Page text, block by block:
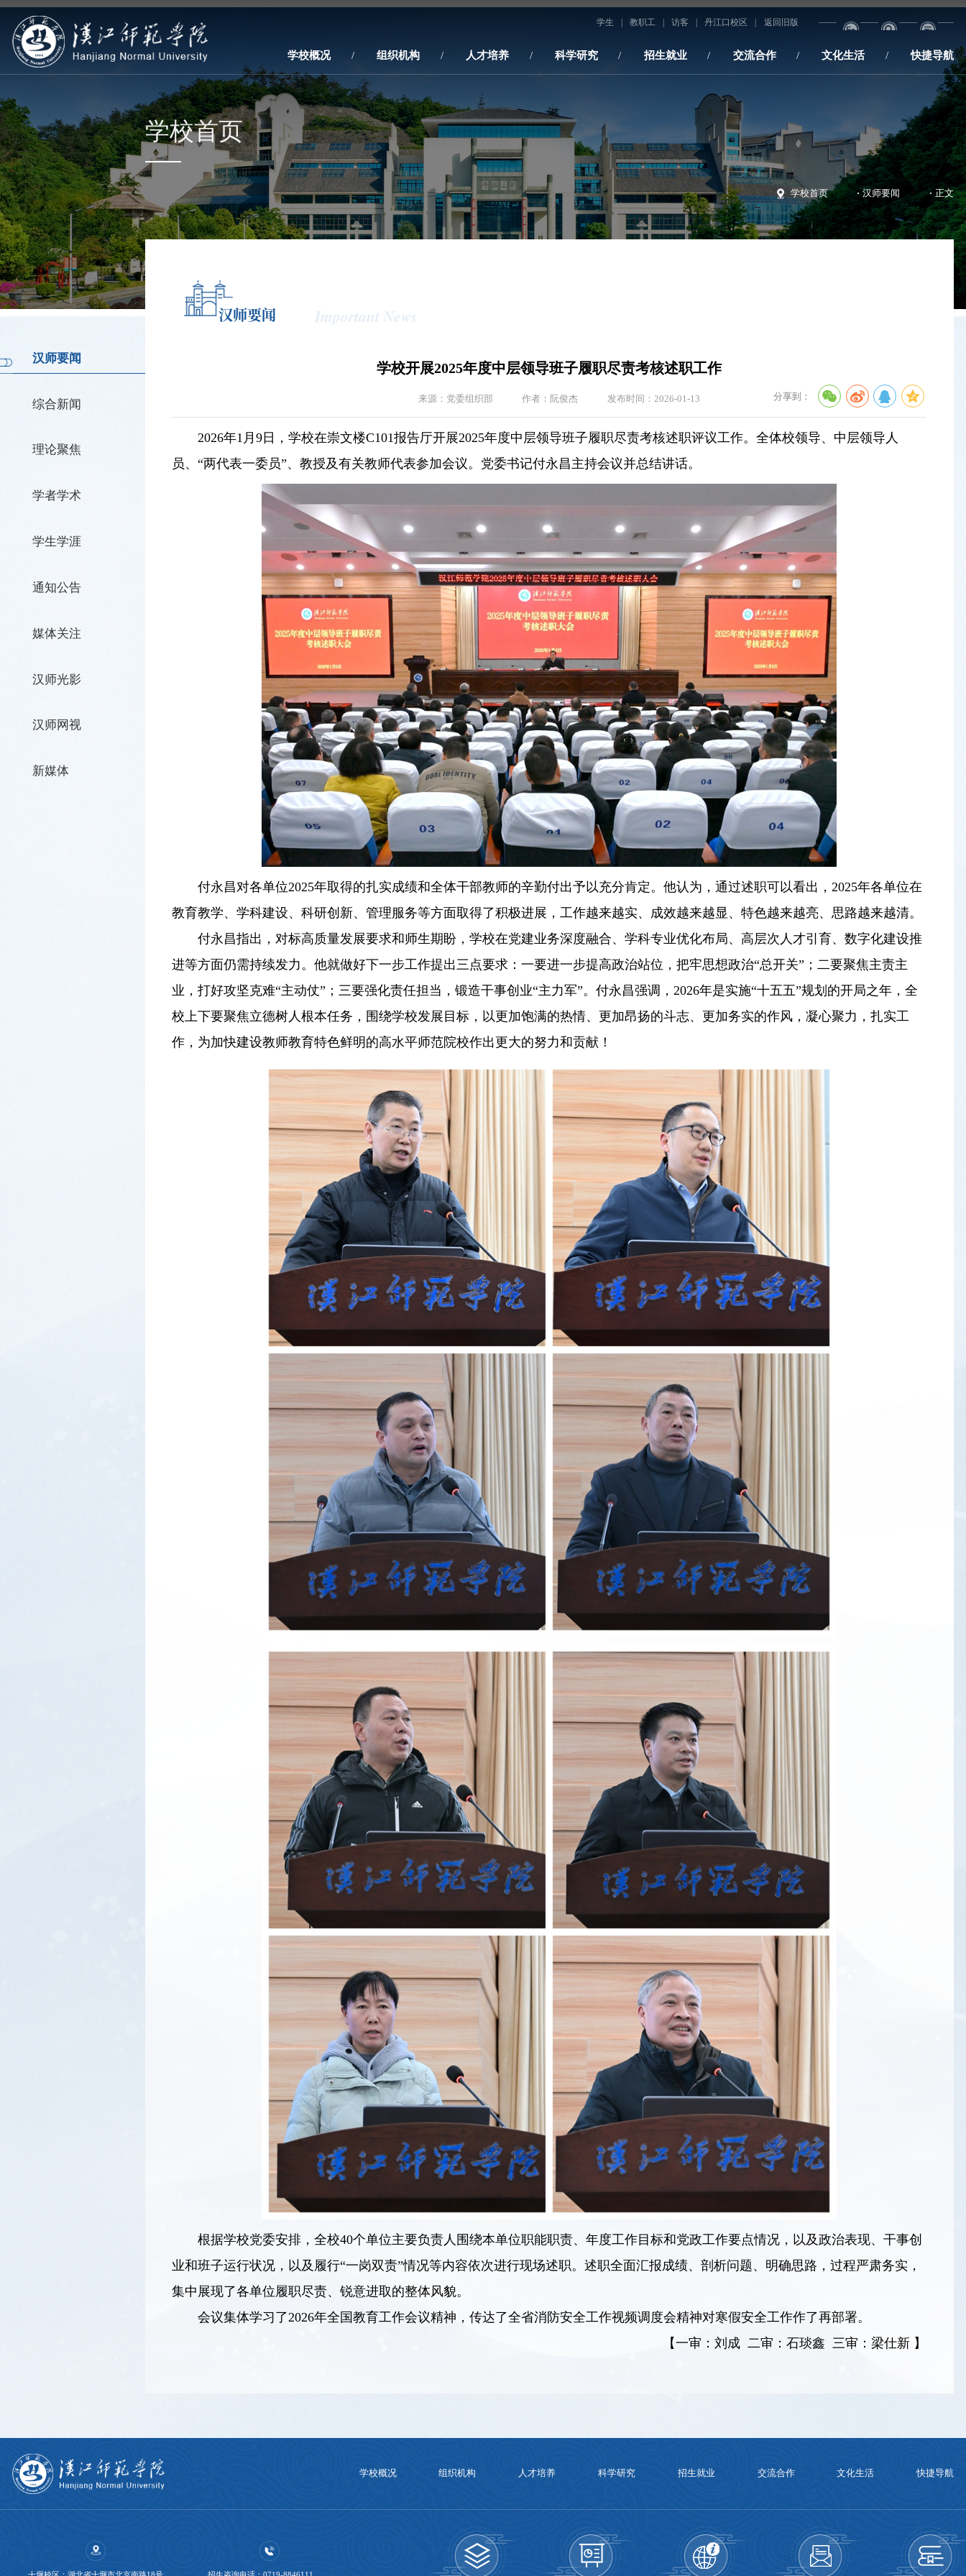
学生 教职工 访客 丹江口校区 返回旧版
学校概况 组织机构 人才培养 科学研究 招生就业 交流合作 文化生活 快捷导航
学校首页
学校首页 · 汉师要闻 · 正文
汉师要闻
综合新闻
理论聚焦
学者学术
学生学涯
通知公告
媒体关注
汉师光影
汉师网视
新媒体
汉师要闻 Important News
学校开展2025年度中层领导班子履职尽责考核述职工作
来源：党委组织部 作者：阮俊杰 发布时间：2026-01-13 分享到：
2026年1月9日，学校在崇文楼C101报告厅开展2025年度中层领导班子履职尽责考核述职评议工作。全体校领导、中层领导人
员、“两代表一委员”、教授及有关教师代表参加会议。党委书记付永昌主持会议并总结讲话。
付永昌对各单位2025年取得的扎实成绩和全体干部教师的辛勤付出予以充分肯定。他认为，通过述职可以看出，2025年各单位在
教育教学、学科建设、科研创新、管理服务等方面取得了积极进展，工作越来越实、成效越来越显、特色越来越亮、思路越来越清。
付永昌指出，对标高质量发展要求和师生期盼，学校在党建业务深度融合、学科专业优化布局、高层次人才引育、数字化建设推
进等方面仍需持续发力。他就做好下一步工作提出三点要求：一要进一步提高政治站位，把牢思想政治“总开关”；二要聚焦主责主
业，打好攻坚克难“主动仗”；三要强化责任担当，锻造干事创业“主力军”。付永昌强调，2026年是实施“十五五”规划的开局之年，全
校上下要聚焦立德树人根本任务，围绕学校发展目标，以更加饱满的热情、更加昂扬的斗志、更加务实的作风，凝心聚力，扎实工
作，为加快建设教师教育特色鲜明的高水平师范院校作出更大的努力和贡献！
根据学校党委安排，全校40个单位主要负责人围绕本单位职能职责、年度工作目标和党政工作要点情况，以及政治表现、干事创
业和班子运行状况，以及履行“一岗双责”情况等内容依次进行现场述职。述职全面汇报成绩、剖析问题、明确思路，过程严肃务实，
集中展现了各单位履职尽责、锐意进取的整体风貌。
会议集体学习了2026年全国教育工作会议精神，传达了全省消防安全工作视频调度会精神对寒假安全工作作了再部署。
【一审：刘成 二审：石琰鑫 三审：梁仕新 】
学校概况 组织机构 人才培养 科学研究 招生就业 交流合作 文化生活 快捷导航
十堰校区：湖北省十堰市北京南路18号 招生咨询电话：0719-8846111